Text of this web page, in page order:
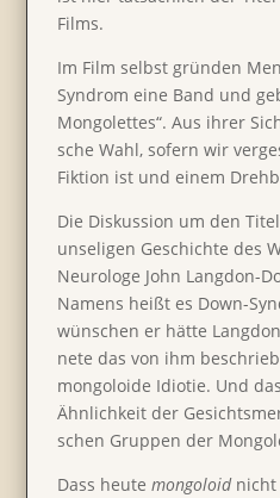
Films.
Im Film selbst gründen
Syndrom eine Band und
Mongo­lettes“. Aus ihrer
sche Wahl, sofern wir
Fiktion ist und einem
Die Diskus­sion um den
unseligen Geschichte des
Neuro­loge John Langdon-
Namens heißt es Down-
wünschen er hätte
nete das von ihm
mongo­loide Idiotie. Und
Ähnlich­keit der
schen Gruppen der
Dass heutemongo­loidnicht